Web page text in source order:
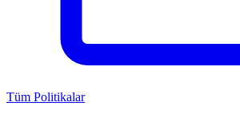
Tüm Politikalar